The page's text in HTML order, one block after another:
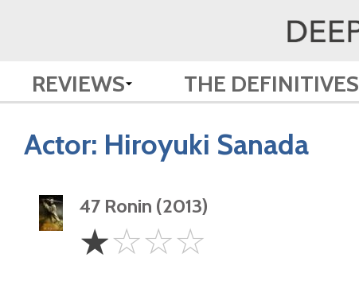
REVIEWS THE DEFINITIVES
Actor: Hiroyuki Sanada
47 Ronin (2013)
Star
☆☆☆☆